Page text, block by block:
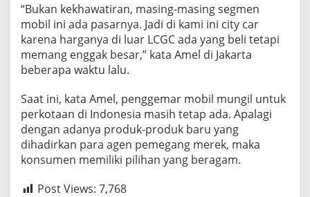
i
M
o
b
i
l
G
C
“Bukan kekhawatiran, masing-masing segmen
mobil ini ada pasarnya. Jadi di kami ini city car
karena harganya di luar LCGC ada yang beli tetapi
memang enggak besar,” kata Amel di Jakarta
beberapa waktu lalu.
Saat ini, kata Amel, penggemar mobil mungil untuk
perkotaan di Indonesia masih tetap ada. Apalagi
dengan adanya produk-produk baru yang
dihadirkan para agen pemegang merek, maka
konsumen memiliki pilihan yang beragam.
Post Views: 7,768